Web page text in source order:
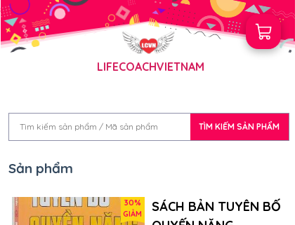
Sản phẩm
TÌM KIẾM SẢN PHẨM
LIFECOACHVIETNAM
30%
GIẢM
SÁCH BẢN TUYÊN BỐ